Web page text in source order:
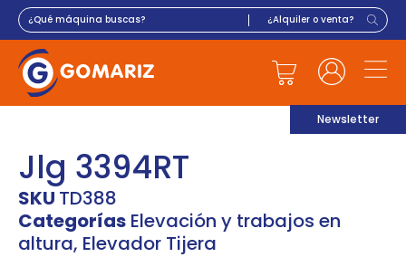
Newsletter
Jlg 3394RT
SKU TD388
Categorías Elevación y trabajos en
altura, Elevador Tijera